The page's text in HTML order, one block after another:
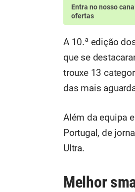
Entra no nosso
ofertas
A 10.ª edição
que se
trouxe 13
das mais
Além da equipa
Portugal, de
Ultra.
Melhor